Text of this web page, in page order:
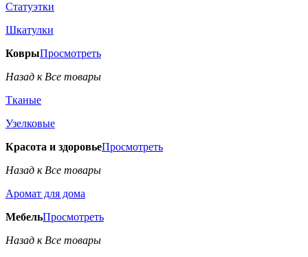
Статуэтки
Шкатулки
КоврыПросмотреть
Назад к Все товары
Тканые
Узелковые
Красота и здоровьеПросмотреть
Назад к Все товары
Аромат для дома
МебельПросмотреть
Назад к Все товары